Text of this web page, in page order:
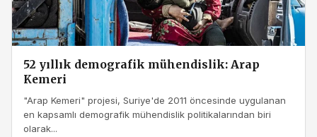
52 yıllık demografik mühendislik: Arap
Kemeri
"Arap Kemeri" projesi, Suriye'de 2011 öncesinde uygulanan
en kapsamlı demografik mühendislik politikalarından biri
olarak...